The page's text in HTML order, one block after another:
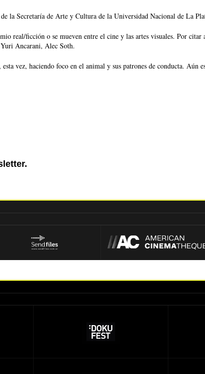
la Secretaría de Arte y Cultura de la Universidad Nacional de La
real/ficción o se mueven entre el cine y las artes visuales. Por citar
Ancarani, Alec Soth.
vez, haciendo foco en el animal y sus patrones de conducta. Aún